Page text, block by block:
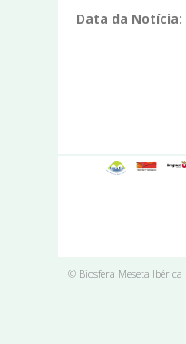
Data da Notícia:
© Biosfera Meseta Ibérica